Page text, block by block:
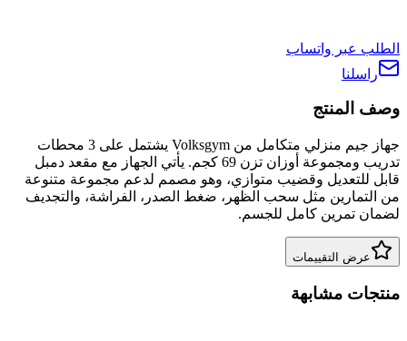
الطلب عبر واتساب
راسلنا
وصف المنتج
جهاز جيم منزلي متكامل من Volksgym يشتمل على 3 محطات
تدريب ومجموعة أوزان تزن 69 كجم. يأتي الجهاز مع مقعد دمبل
قابل للتعديل وقضيب متوازي، وهو مصمم لدعم مجموعة متنوعة
من التمارين مثل سحب الظهر، ضغط الصدر، الفراشة، والتجديف
لضمان تمرين كامل للجسم.
عرض التقييمات
منتجات مشابهة